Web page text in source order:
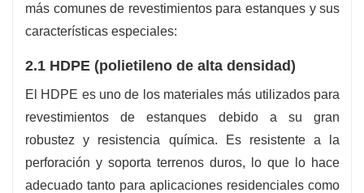
más comunes de revestimientos para estanques y sus
características especiales:
2.1 HDPE (polietileno de alta densidad)
El HDPE es uno de los materiales más utilizados para
revestimientos de estanques debido a su gran
robustez y resistencia química. Es resistente a la
perforación y soporta terrenos duros, lo que lo hace
adecuado tanto para aplicaciones residenciales como